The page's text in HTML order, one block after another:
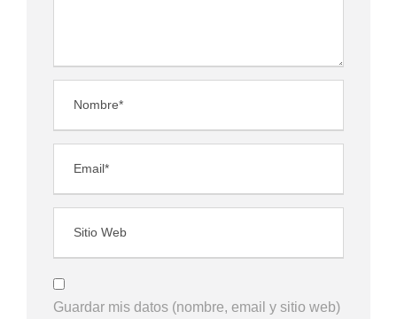
Guardar mis datos (nombre, email y sitio web)